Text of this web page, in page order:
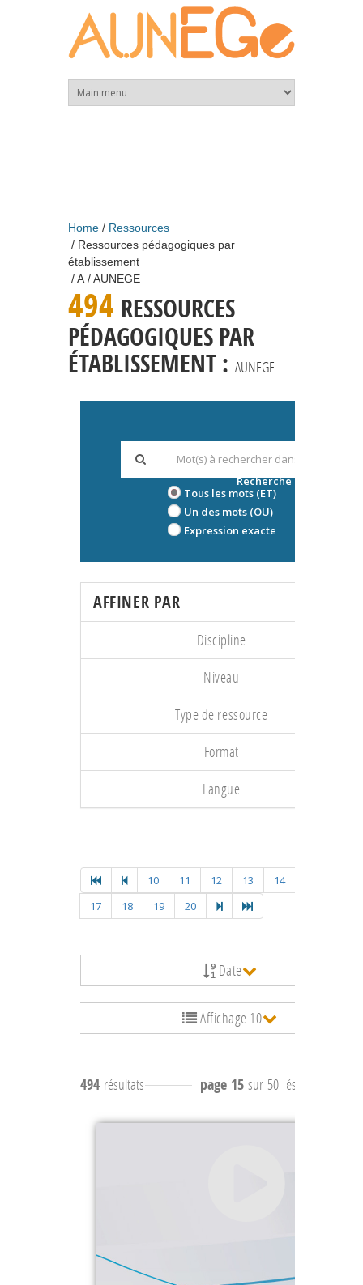
Home
Ressources
Ressources pédagogiques par
établissement
A
AUNEGE
494 RESSOURCES
PÉDAGOGIQUES PAR
ÉTABLISSEMENT : AUNEGE
Tous les mots (ET)
Un des mots (OU)
Expression exacte
Recherche avancée
AFFINER PAR
Discipline
Niveau
Type de ressource
Format
Langue
10 11 12 13 14
17
18 19 20
Date
Affichage 10
494 résultats page 15 sur 50 résultats